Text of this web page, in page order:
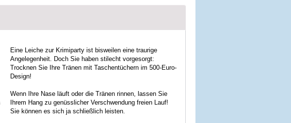
Eine Leiche zur Krimiparty ist bisweilen eine traurige
Angelegenheit. Doch Sie haben stilecht vorgesorgt:
Trocknen Sie Ihre Tränen mit Taschentüchern im 500-Euro-
Design!
Wenn Ihre Nase läuft oder die Tränen rinnen, lassen Sie
Ihrem Hang zu genüsslicher Verschwendung freien Lauf!
Sie können es sich ja schließlich leisten.